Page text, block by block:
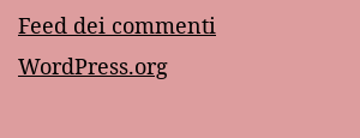
Feed dei commenti
WordPress.org